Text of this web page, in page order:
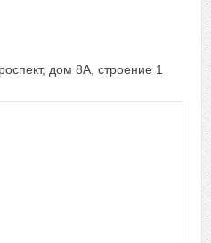
дом 8А, строение 1